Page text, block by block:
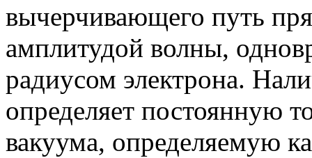
вычерчивающего путь
амплитудой волны,
радиусом электрона.
определяет постоянную
вакуума, определяемую